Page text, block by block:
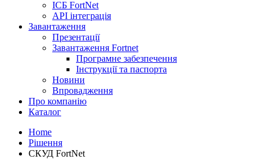
ІСБ FortNet
API інтеграція
Завантаження
Презентації
Завантаження Fortnet
Програмне забезпечення
Інструкції та паспорта
Новини
Впровадження
Про компанію
Каталог
Home
Рішення
СКУД FortNet